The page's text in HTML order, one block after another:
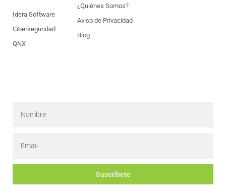
Idera Software
Ciberseguridad
QNX
¿Quiénes Somos?
Aviso de Privacidad
Blog
Suscribete